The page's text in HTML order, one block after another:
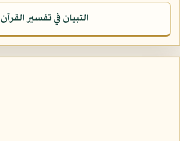
التبيان في تفسير القرآن